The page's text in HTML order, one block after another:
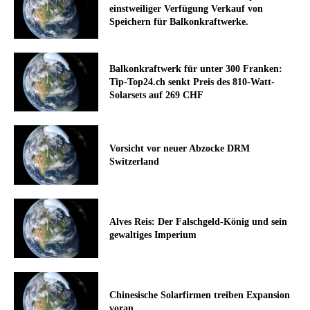
einstweiliger Verfügung Verkauf von
Speichern für Balkonkraftwerke.
Balkonkraftwerk für unter 300 Franken:
Tip-Top24.ch senkt Preis des 810-Watt-
Solarsets auf 269 CHF
Vorsicht vor neuer Abzocke DRM
Switzerland
Alves Reis: Der Falschgeld-König und sein
gewaltiges Imperium
Chinesische Solarfirmen treiben Expansion